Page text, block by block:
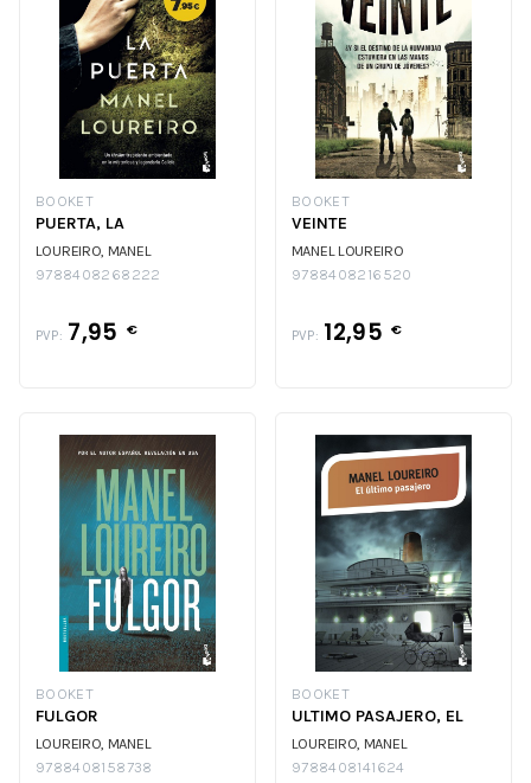
BOOKET
PUERTA, LA
LOUREIRO, MANEL
9788408268222
PVP: 7,95 €
BOOKET
VEINTE
MANEL LOUREIRO
9788408216520
PVP: 12,95 €
BOOKET
FULGOR
LOUREIRO, MANEL
9788408158738
BOOKET
ULTIMO PASAJERO, EL
LOUREIRO, MANEL
9788408141624